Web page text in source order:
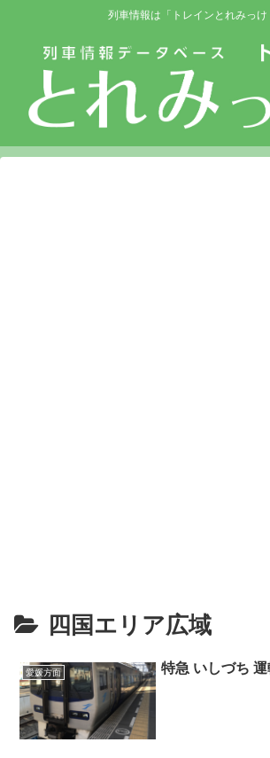
列車情報は「トレインとれみっけ
四国エリア広域
愛媛方面 特急 いしづち